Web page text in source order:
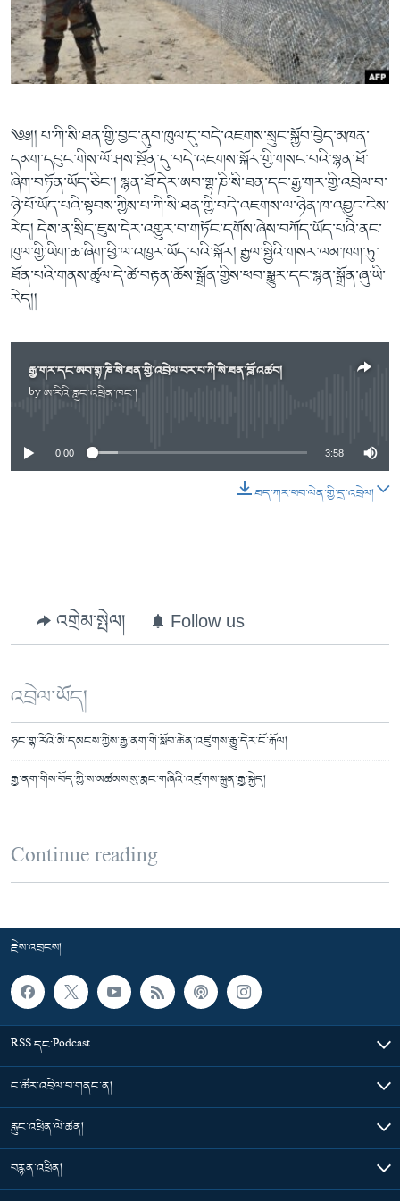
འཚོལ་
ཞིབ་
ལ་
བསྐྱོད།
དྲ་བརྙན་གསར་འགྱུར།
ཁ་བའི་མི་སྣ།
བུད་མེད་ལེ་ཚན།
ཆབ་སྲིད་བཙོན་པ་ངོ་སྤྲོད།
བགྲོ་གླེང་མདུན་ལྕོག
བསྐྱར་ཞིབ།
པོ་ཊི་ཁ་སི།
ཕ་ཡུལ་གླེང་སྟེགས།
ཆོས་རིག་ལེ་ཚན།
གཞོན་སྐྱེས་དང་ཤེས་ཡོན།
འཕྲོད་བསྟེན་དང་དོན་ལྡན་གྱི་མི་ཚེ།
གངས་རིའི་བྲག་ཅ།
སོ་ཡ་ལ། བོད་ཀྱི་གླུ་གཞས།
Learning English
རྗེས་འབྲངས།
སྐད་ཡིག
༄༅།། པ་ཀི་སི་ཐན་གྱི་བྱང་ནུབ་ཁུལ་དུ་བདེ་འཇགས་སྲུང་སྐྱོབ་བྱེད་མཁན་
དམག་དཔུང་གིས་ལོ་ཤས་སྔོན་དུ་བདེ་འཇགས་སྐོར་གྱི་གསང་བའི་སྙན་ཐོ་
ཞིག་བཏོན་ཡོད་ཅིང་། སྙན་ཐོ་དེར་ཨབ་གྷ་ཎི་སི་ཐན་དང་རྒྱ་གར་གྱི་འབྲེལ་བ་
ཉེ་པོ་ཡོད་པའི་སྟབས་ཀྱིས་པ་ཀི་སི་ཐན་གྱི་བདེ་འཇགས་ལ་ཉེན་ཁ་འབྱུང་ངེས་
རེད། དེས་ན་སྲིད་ཇུས་དེར་འགྱུར་བ་གཏོང་དགོས་ཞེས་བཀོད་ཡོད་པའི་ནང་
ཁུལ་གྱི་ཡིག་ཆ་ཞིག་ཕྱི་ལ་འཁྱར་ཡོད་པའི་སྐོར། རྒྱལ་སྤྱིའི་གསར་ལམ་ཁག་ཏུ་
ཐོན་པའི་གནས་ཚུལ་དེ་ཚེ་བརྟན་ཆོས་སྒྲོན་གྱིས་ཕབ་སྒྱུར་དང་སྙན་སྒྲོན་ཞུ་ཡི་
རེད།།
རྒྱ་གར་དང་ཨབ་གྷ་ཎི་སི་ཐན་གྱི་འབྲེལ་བར་པ་ཀི་སི་ཐན་བློ་འཚབ།
byཨ་རིའི་རླུང་འཕྲིན་ཁང་།No media source currently available
0:00 3:58
ཐད་ཀར་ཕབ་ལེན་གྱི་དྲ་འབྲེལ།
འགྲེམ་སྤེལ། Follow us
འབྲེལ་ཡོད།
ཧང་གྷ་རིའི་མི་དམངས་ཀྱིས་རྒྱ་ནག་གི་སློབ་ཆེན་འཛུགས་རྒྱུ་དེར་ངོ་རྒོལ།
རྒྱ་ནག་གིས་བོད་ཀྱི་ས་མཚམས་སུ་རྨང་གཞིའི་འཛུགས་སྐྲུན་རྒྱ་སྐྱེད།
Continue reading
རྗེས་འབྲངས།
RSS དང་Podcast
ང་ཚོར་འབྲེལ་བ་གནང་ན།
རླུང་འཕྲིན་ལེ་ཚན།
བརྙན་འཕྲིན།